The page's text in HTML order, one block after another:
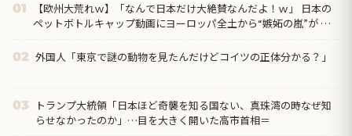
01
【欧州大荒れｗ】「なんで日本だけ大絶賛なんだよ！ｗ」 日本の
ペットボトルキャップ動画にヨーロッパ全土から“嫉妬の嵐”が 到
02 外国人「東京で謎の動物を見たんだけどコイツの正体分かる？」
03
トランプ大統領「日本ほど奇襲を知る国ない、真珠湾の時なぜ知
らせなかったのか」…目を大きく開いた高市首相＝